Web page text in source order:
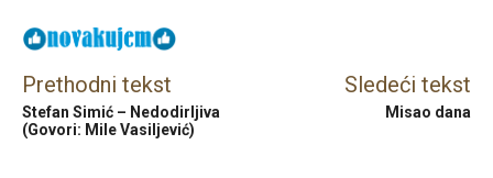
Prethodni tekst
Stefan Simić – Nedodirljiva
(Govori: Mile Vasiljević)
Sledeći tekst
Misao dana